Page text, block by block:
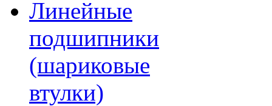
Линейные
подшипники
(шариковые
втулки)